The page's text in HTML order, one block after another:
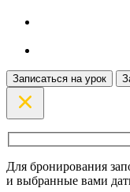
Записаться на урок
Для бронирования
и выбранные вами